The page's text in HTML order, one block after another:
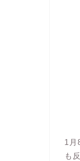
1月
も